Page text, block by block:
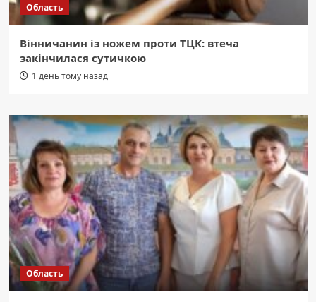
Область
Вінничанин із ножем проти ТЦК: втеча
закінчилася сутичкою
1 день тому назад
Область